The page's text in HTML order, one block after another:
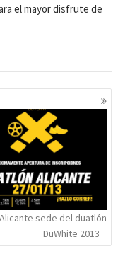
el mayor disfrute de
Alicante sede del duatlón
DuWhite 2013